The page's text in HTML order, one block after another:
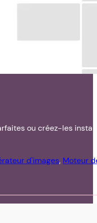
ou créez-les
d'images, Moteur